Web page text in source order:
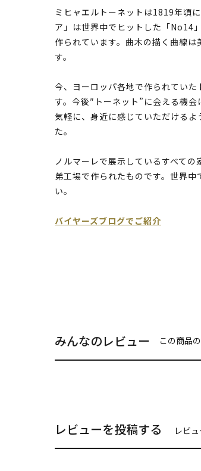
ミヒャエルトーネットは1819年頃
ア」は世界中でヒットした「No14
作られています。曲木の描く曲線
す。
今、ヨーロッパ各地で作られてい
す。今後″トーネット”に会える機
気軽に、身近に感じていただける
た。
ノルマーレで展示しているすべて
弟工場で作られたものです。世界
い。
バイヤーズブログでご紹介
みんなのレビュー この商品
レビューを投稿する レビ